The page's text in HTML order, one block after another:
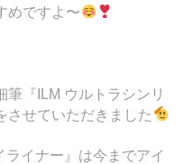
めですよ〜
『ILM ウルトラシンリ
させていただきました
ライナー』は今までアイ